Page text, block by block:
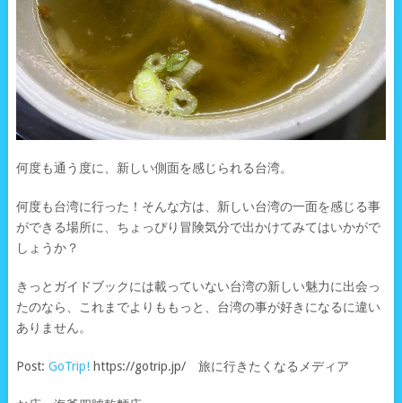
何度も通う度に、新しい側面を感じられる台湾。
何度も台湾に行った！そんな方は、新しい台湾の一面を感じる事
ができる場所に、ちょっぴり冒険気分で出かけてみてはいかがで
しょうか？
きっとガイドブックには載っていない台湾の新しい魅力に出会っ
たのなら、これまでよりももっと、台湾の事が好きになるに違い
ありません。
Post: GoTrip!https://gotrip.jp/ 旅に行きたくなるメディア